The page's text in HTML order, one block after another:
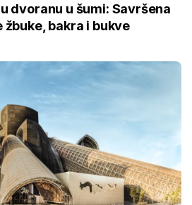
dvoranu u šumi: Savršena
bakra i bukve